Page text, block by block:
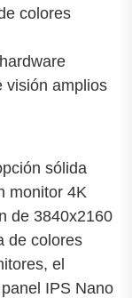
colores
visión amplios
sólida
monitor 4K
de 3840x2160
de colores
el
IPS Nano